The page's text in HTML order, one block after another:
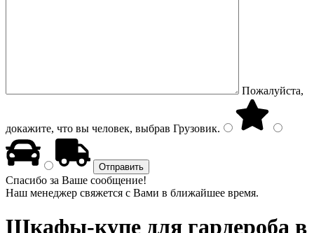
Пожалуйста,
докажите, что вы человек, выбрав Грузовик.
Спасибо за Ваше сообщение!
Наш менеджер свяжется с Вами в ближайшее время.
Шкафы-купе для гардероба в